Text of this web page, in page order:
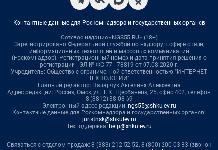
Контактные данные для Роскомнадзора и государственных органов
Сетевое издание «NGS55.RU» (18+)
Зарегистрировано Федеральной службой по надзору в сфере связи,
информационных технологий и массовых коммуникаций
(Роскомнадзор). Регистрационный номер и дата принятия решения о
регистрации - ЭЛ № ФС 77 - 78819 от 07.08.2020 г.
Учредитель: Общество с ограниченной ответственностью "ИНТЕРНЕТ
ТЕХНОЛОГИИ"
Главный редактор: Назарчук Ангелина Алексеевна
Адрес редакции: Россия, Омск, ул. Т. К. Щербанева, 25, офис 402, телефон
8 (3812) 38-08-69
Электронный адрес редакции: ngs55@shkulev.ru
Контактные данные для Роскомнадзора и государственных органов:
juristnsk@shkulev.ru
Техподдержка: help@shkulev.ru
Связаться с отделом продаж: 8 (383) 212-52-52, 8 (800) 200-03-83 (звонок